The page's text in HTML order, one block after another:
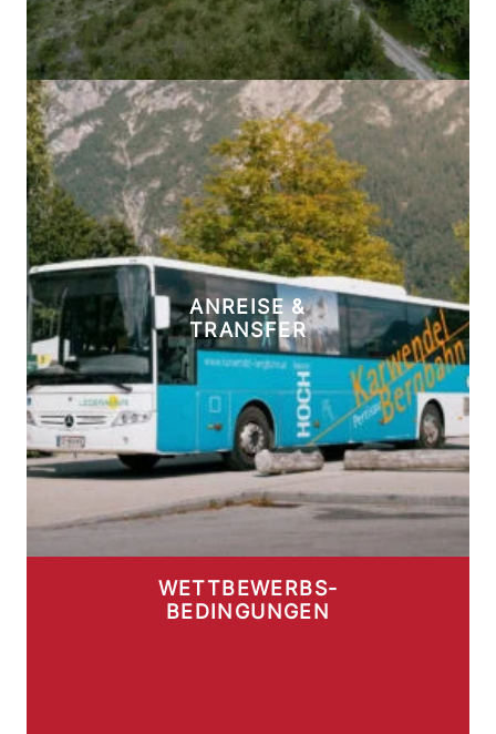
ANREISE &
TRANSFER
WETTBEWERBS-
BEDINGUNGEN